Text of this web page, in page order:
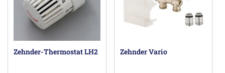
Zehnder-Thermostat LH2 Zehnder Vario